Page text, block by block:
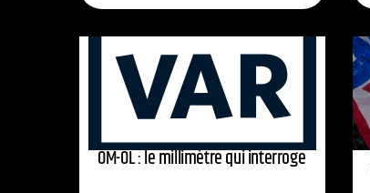
OM-OL : le millimètre qui interroge